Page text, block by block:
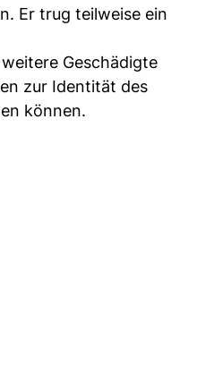
Er trug teilweise ein
Geschädigte
zur Identität des
können.